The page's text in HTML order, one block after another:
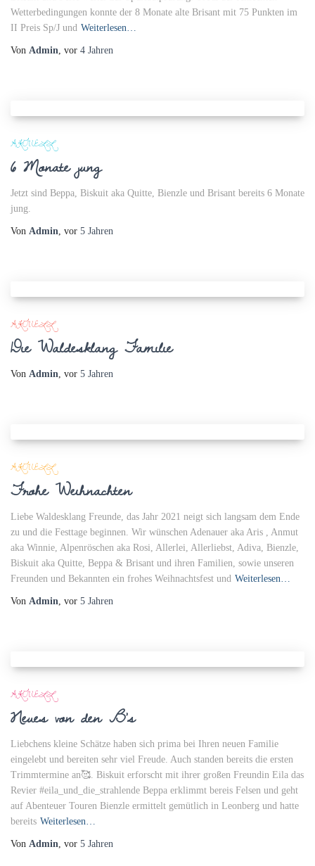
Wetterbedingungen konnte der 8 Monate alte Brisant mit 75 Punkten im
II Preis Sp/J und Weiterlesen…
Von Admin, vor 4 Jahren
AKTUELL
6 Monate jung
Jetzt sind Beppa, Biskuit aka Quitte, Bienzle und Brisant bereits 6 Monate
jung.
Von Admin, vor 5 Jahren
AKTUELL
Die Waldesklang Familie
Von Admin, vor 5 Jahren
AKTUELL
Frohe Weihnachten
Liebe Waldesklang Freunde, das Jahr 2021 neigt sich langsam dem Ende
zu und die Festtage beginnen. Wir wünschen Adenauer aka Aris , Anmut
aka Winnie, Alpenröschen aka Rosi, Allerlei, Allerliebst, Adiva, Bienzle,
Biskuit aka Quitte, Beppa & Brisant und ihren Familien, sowie unseren
Freunden und Bekannten ein frohes Weihnachtsfest und Weiterlesen…
Von Admin, vor 5 Jahren
AKTUELL
Neues von den B‘s
Liebchens kleine Schätze haben sich prima bei Ihren neuen Familie
eingelebt und bereiten sehr viel Freude. Auch standen bereits die ersten
Trimmtermine an🥰. Biskuit erforscht mit ihrer großen Freundin Eila das
Revier #eila_und_die_strahlende Beppa erklimmt bereis Felsen und geht
auf Abenteuer Touren Bienzle ermittelt gemütlich in Leonberg und hatte
bereits Weiterlesen…
Von Admin, vor 5 Jahren